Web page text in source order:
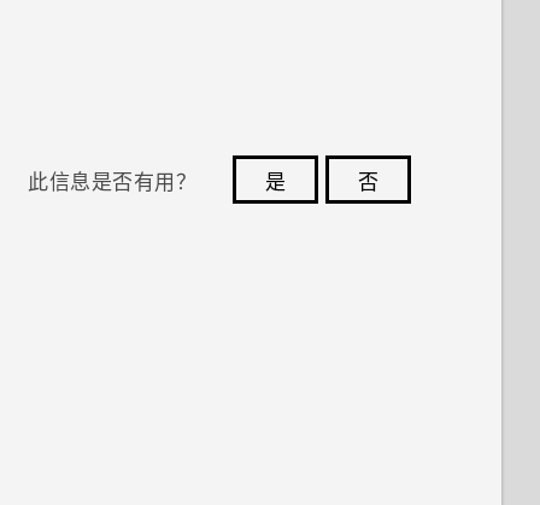
此信息是否有用？ 是
否